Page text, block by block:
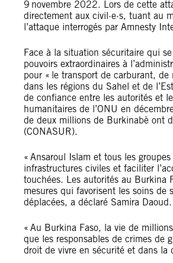
9 novembre 2022. Lors de cette
directement aux civil·e·s, tuant au
l’attaque interrogés par Amnesty
Face à la situation sécuritaire qui
pouvoirs extraordinaires à
pour « le transport de carburant, de
dans les régions du Sahel et de
de confiance entre les autorités et
humanitaires de l’ONU en
de deux millions de Burkinabè ont
(CONASUR).
« Ansaroul Islam et tous les
infrastructures civiles et faciliter
touchées. Les autorités au Burkina
mesures qui favorisent les soins de
déplacées, a déclaré Samira Daoud.
« Au Burkina Faso, la vie de
que les responsables de crimes de
droit de vivre en sécurité et dans